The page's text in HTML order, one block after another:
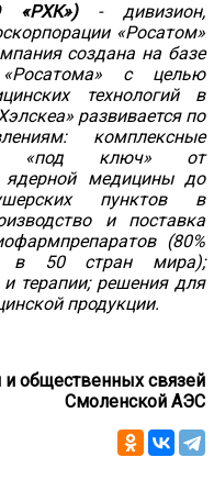
«РХК»)- дивизион,
«Росатом»
создана на базе
с целью
технологий в
развивается по
комплексные
«под ключ» от
ядерной медицины до
пунктов в
и поставка
(80%
в 50 стран мира);
терапии; решения для
продукции.
общественных связей
Смоленской АЭС